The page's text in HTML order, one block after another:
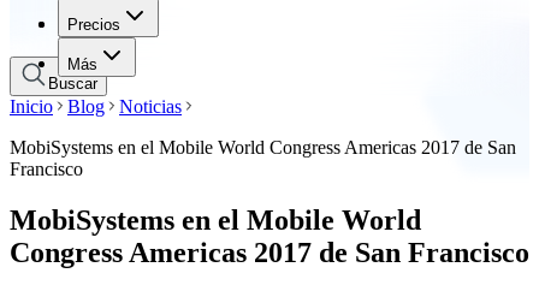
Precios
Más
Precios
Buscar
Inicio Blog
Noticias
MobiSystems en el Mobile World Congress Americas 2017 de San
Francisco
MobiSystems en el Mobile World
Congress Americas 2017 de San Francisco